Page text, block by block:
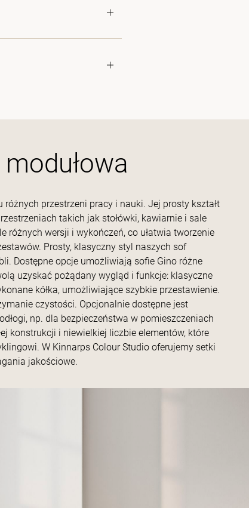
przestrzeni pracy i nauki. Jej prosty kształt
takich jak stołówki, kawiarnie i sale
różnych wersji i wykończeń, co ułatwia tworzenie
Prosty, klasyczny styl naszych sof
Dostępne opcje umożliwiają sofie Gino różne
uzyskać pożądany wygląd i funkcje: klasyczne
kółka, umożliwiające szybkie przestawienie.
czystości. Opcjonalnie dostępne jest
np. dla bezpieczeństwa w pomieszczeniach
konstrukcji i niewielkiej liczbie elementów, które
W Kinnarps Colour Studio oferujemy setki
jakościowe.